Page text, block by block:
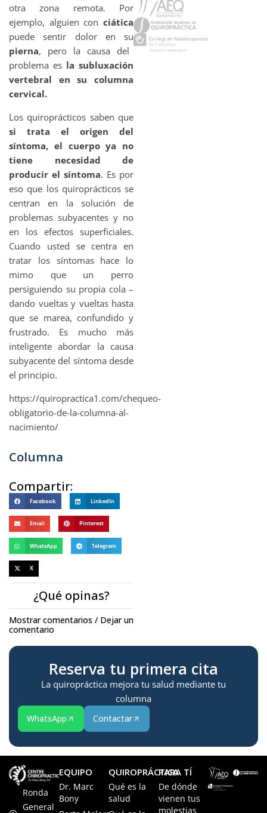
otra zona remota. Por
ejemplo, alguien con ciática
puede sentir dolor en su
pierna, pero la causa del
problema es la subluxación
vertebral en su columna
cervical.
Los quiroprácticos saben que
si trata el origen del
síntoma, el cuerpo ya no
tiene necesidad de
producir el síntoma. Es por
eso que los quiroprácticos se
centran en la solución de
problemas subyacentes y no
en los efectos superficiales.
Cuando usted se centra en
tratar los síntomas hace lo
mimo que un perro
persiguiendo su propia cola –
dando vueltas y vueltas hasta
que se marea, confundido y
frustrado. Es mucho más
inteligente abordar la causa
subyacente del síntoma desde
el principio.
https://quiropractica1.com/chequeo-
obligatorio-de-la-columna-al-
nacimiento/
Columna
Compartir:
Facebook LinkedIn
Email Pinterest
WhatsApp Telegram
X
¿Qué opinas?
Mostrar comentarios / Dejar un
comentario
Reserva tu primera cita
La quiropráctica mejora tu salud mediante tu
columna
WhatsApp Contactar
Ronda
General
EQUIPO
Dr. Marc
Bony
QUIROPRÁCTICA
Qué es la
salud
PARA TÍ
De dónde
vienen tus
molestias